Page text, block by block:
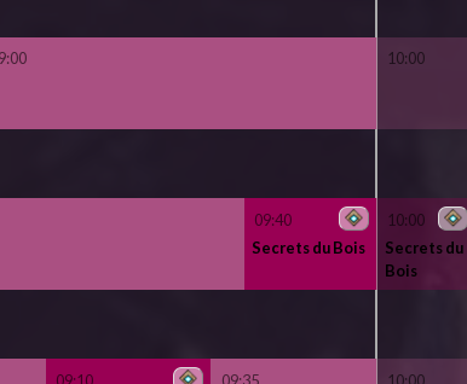
10:00
09:40
Secrets du Bois
10:00
Secrets du
Bois
09:10
09:35 10:00